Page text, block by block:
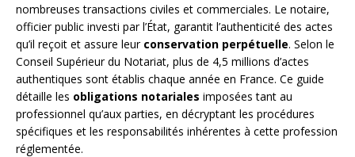
nombreuses transactions civiles et commerciales. Le notaire,
officier public investi par l’État, garantit l’authenticité des actes
qu’il reçoit et assure leur conservation perpétuelle. Selon le
Conseil Supérieur du Notariat, plus de 4,5 millions d’actes
authentiques sont établis chaque année en France. Ce guide
détaille les obligations notariales imposées tant au
professionnel qu’aux parties, en décryptant les procédures
spécifiques et les responsabilités inhérentes à cette profession
réglementée.